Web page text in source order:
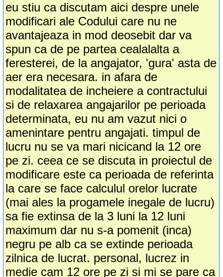
eu stiu ca discutam aici despre unele
modificari ale Codului care nu ne
avantajeaza in mod deosebit dar va
spun ca de pe partea cealalalta a
feresterei, de la angajator, 'gura' asta de
aer era necesara. in afara de
modalitatea de incheiere a contractului
si de relaxarea angajarilor pe perioada
determinata, eu nu am vazut nici o
amenintare pentru angajati. timpul de
lucru nu se va mari nicicand la 12 ore
pe zi. ceea ce se discuta in proiectul de
modificare este ca perioada de referinta
la care se face calculul orelor lucrate
(mai ales la progamele inegale de lucru)
sa fie extinsa de la 3 luni la 12 luni
maximum dar nu s-a pomenit (inca)
negru pe alb ca se extinde perioada
zilnica de lucrat. personal, lucrez in
medie cam 12 ore pe zi si mi se pare ca